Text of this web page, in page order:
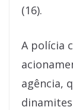
(16).
A polícia
agência,